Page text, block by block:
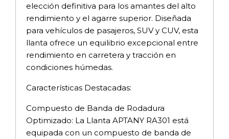
elección definitiva para los amantes del alto
rendimiento y el agarre superior. Diseñada
para vehículos de pasajeros, SUV y CUV, esta
llanta ofrece un equilibrio excepcional entre
rendimiento en carretera y tracción en
condiciones húmedas.
Características Destacadas:
Compuesto de Banda de Rodadura
Optimizado: La Llanta APTANY RA301 está
equipada con un compuesto de banda de